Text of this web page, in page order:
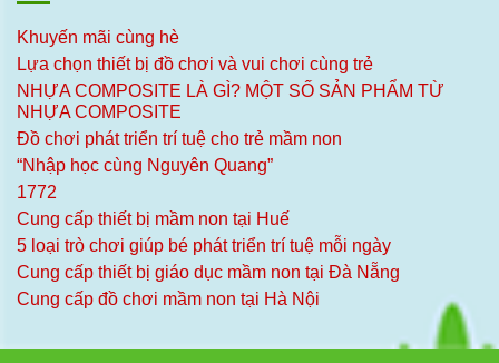
Khuyến mãi cùng hè
Lựa chọn thiết bị đồ chơi và vui chơi cùng trẻ
NHỰA COMPOSITE LÀ GÌ? MỘT SỐ SẢN PHẨM TỪ
NHỰA COMPOSITE
Đồ chơi phát triển trí tuệ cho trẻ mầm non
“Nhập học cùng Nguyên Quang”
1772
Cung cấp thiết bị mầm non tại Huế
5 loại trò chơi giúp bé phát triển trí tuệ mỗi ngày
Cung cấp thiết bị giáo dục mầm non tại Đà Nẵng
Cung cấp đồ chơi mầm non tại Hà Nội